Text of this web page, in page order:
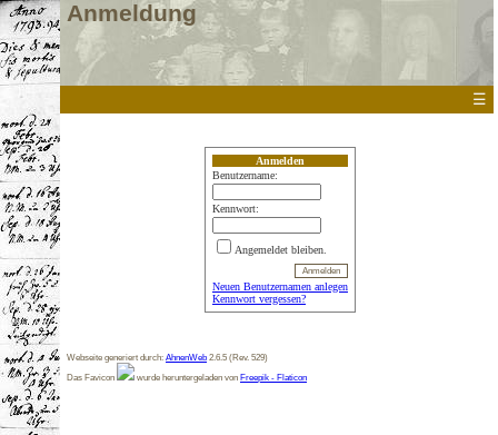
Anmeldung
☰
Anmelden
Benutzername:
Kennwort:
Angemeldet bleiben.
Neuen Benutzernamen anlegen
Kennwort vergessen?
Webseite generiert durch: AhnenWeb 2.6.5 (Rev. 529)
Das Favicon
wurde heruntergeladen von Freepik - Flaticon